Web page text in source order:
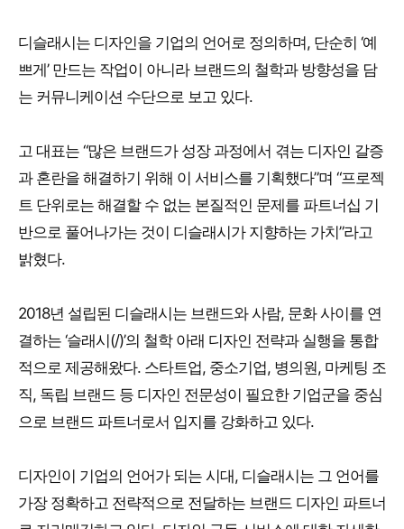
디슬래시는 디자인을 기업의 언어로 정의하며, 단순히 ‘예
쁘게’ 만드는 작업이 아니라 브랜드의 철학과 방향성을 담
는 커뮤니케이션 수단으로 보고 있다.
고 대표는 “많은 브랜드가 성장 과정에서 겪는 디자인 갈증
과 혼란을 해결하기 위해 이 서비스를 기획했다”며 “프로젝
트 단위로는 해결할 수 없는 본질적인 문제를 파트너십 기
반으로 풀어나가는 것이 디슬래시가 지향하는 가치”라고
밝혔다.
2018년 설립된 디슬래시는 브랜드와 사람, 문화 사이를 연
결하는 ‘슬래시(/)’의 철학 아래 디자인 전략과 실행을 통합
적으로 제공해왔다. 스타트업, 중소기업, 병의원, 마케팅 조
직, 독립 브랜드 등 디자인 전문성이 필요한 기업군을 중심
으로 브랜드 파트너로서 입지를 강화하고 있다.
디자인이 기업의 언어가 되는 시대, 디슬래시는 그 언어를
가장 정확하고 전략적으로 전달하는 브랜드 디자인 파트너